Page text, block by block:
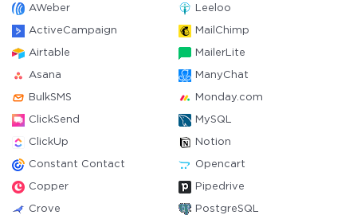
AWeber Leeloo
ActiveCampaign MailChimp
Airtable MailerLite
Asana ManyChat
BulkSMS Monday.com
ClickSend MySQL
ClickUp Notion
Constant Contact Opencart
Copper Pipedrive
Crove PostgreSQL